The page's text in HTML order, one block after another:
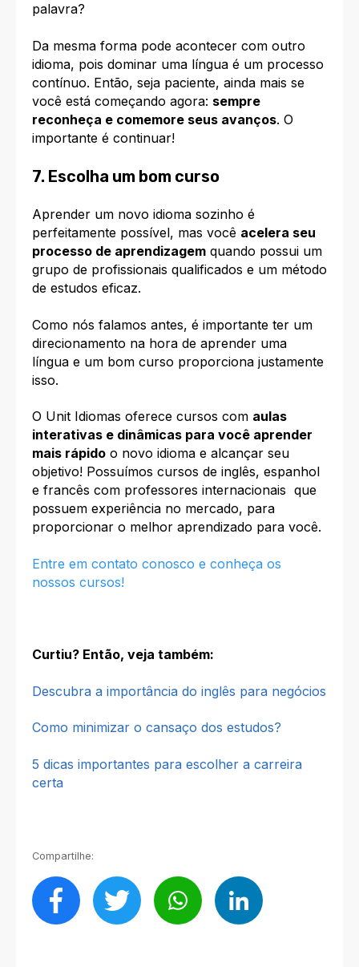
palavra?
Da mesma forma pode acontecer com outro
idioma, pois dominar uma língua é um processo
contínuo. Então, seja paciente, ainda mais se
você está começando agora: sempre
reconheça e comemore seus avanços. O
importante é continuar!
7. Escolha um bom curso
Aprender um novo idioma sozinho é
perfeitamente possível, mas você acelera seu
processo de aprendizagem quando possui um
grupo de profissionais qualificados e um método
de estudos eficaz.
Como nós falamos antes, é importante ter um
direcionamento na hora de aprender uma
língua e um bom curso proporciona justamente
isso.
O Unit Idiomas oferece cursos com aulas
interativas e dinâmicas para você aprender
mais rápido o novo idioma e alcançar seu
objetivo! Possuímos cursos de inglês, espanhol
e francês com professores internacionais que
possuem experiência no mercado, para
proporcionar o melhor aprendizado para você.
Entre em contato conosco e conheça os
nossos cursos!
Curtiu? Então, veja também:
Descubra a importância do inglês para negócios
Como minimizar o cansaço dos estudos?
5 dicas importantes para escolher a carreira
certa
Compartilhe: